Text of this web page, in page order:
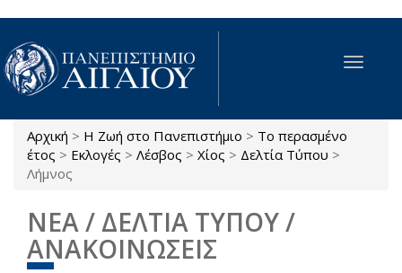
Παράκαμψη προς το κυρίως περιεχόμενο
Toggle
Είστε εδώ
Αρχική > Η Ζωή στο Πανεπιστήμιο > Το περασμένο
έτος > Εκλογές > Λέσβος > Χίος > Δελτία Τύπου >
Λήμνος
ΝΕΑ / ΔΕΛΤΙΑ ΤΥΠΟΥ /
ΑΝΑΚΟΙΝΩΣΕΙΣ